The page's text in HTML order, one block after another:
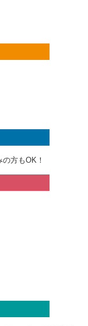
方もOK！